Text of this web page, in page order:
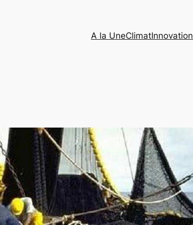
A la UneClimatInnovation